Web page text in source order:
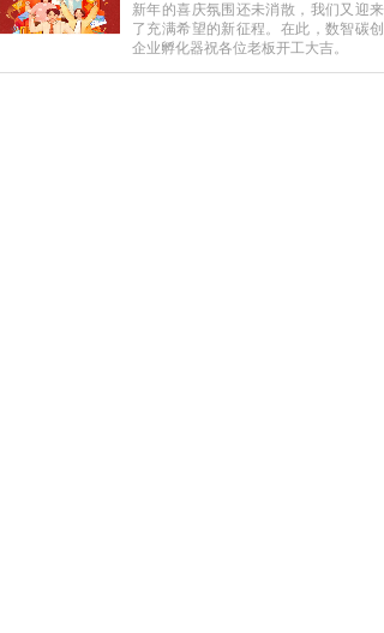
新年的喜庆氛围还未消散，我们又迎来
了充满希望的新征程。在此，数智碳创
企业孵化器祝各位老板开工大吉。